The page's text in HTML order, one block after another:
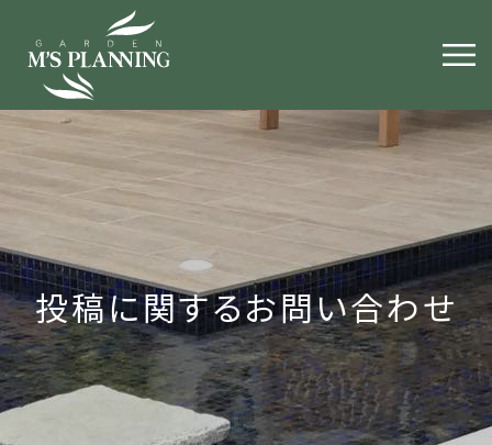
投稿に関するお問い合わせ